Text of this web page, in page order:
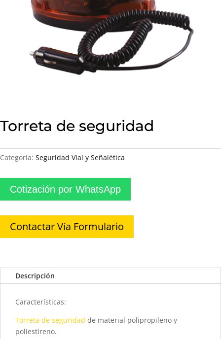
Torreta de seguridad
Categoría: Seguridad Vial y Señalética
Cotización por WhatsApp
Contactar Vía Formulario
Descripción
Características:
Torreta de seguridad de material polipropileno y
poliestireno.